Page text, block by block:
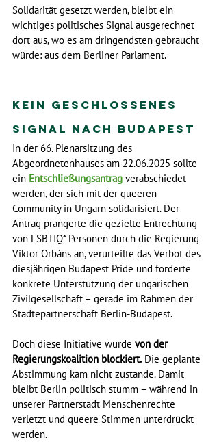
Solidarität gesetzt werden, bleibt ein
wichtiges politisches Signal ausgerechnet
dort aus, wo es am dringendsten gebraucht
würde: aus dem Berliner Parlament.
Kein geschlossenes
Signal nach Budapest
In der 66. Plenarsitzung des
Abgeordnetenhauses am 22.06.2025 sollte
ein Entschließungsantrag verabschiedet
werden, der sich mit der queeren
Community in Ungarn solidarisiert. Der
Antrag prangerte die gezielte Entrechtung
von LSBTIQ*-Personen durch die Regierung
Viktor Orbáns an, verurteilte das Verbot des
diesjährigen Budapest Pride und forderte
konkrete Unterstützung der ungarischen
Zivilgesellschaft – gerade im Rahmen der
Städtepartnerschaft Berlin-Budapest.
Doch diese Initiative wurde von der
Regierungskoalition blockiert. Die geplante
Abstimmung kam nicht zustande. Damit
bleibt Berlin politisch stumm – während in
unserer Partnerstadt Menschenrechte
verletzt und queere Stimmen unterdrückt
werden.